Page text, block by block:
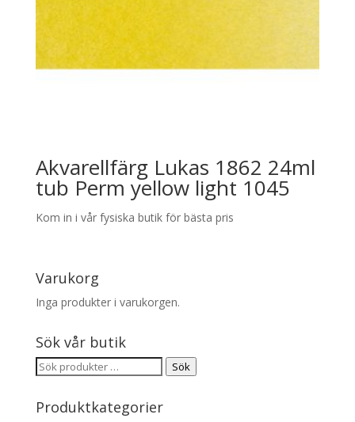
Akvarellfärg Lukas 1862 24ml
tub Perm yellow light 1045
Kom in i vår fysiska butik för bästa pris
Varukorg
Inga produkter i varukorgen.
Sök vår butik
Sök
Sök
Produktkategorier